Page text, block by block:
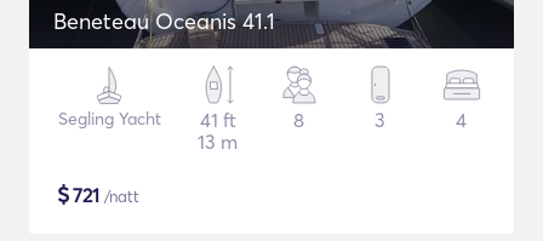
Beneteau Oceanis 41.1
Segling Yacht
41 ft
13 m
8 3 4
$721 /natt